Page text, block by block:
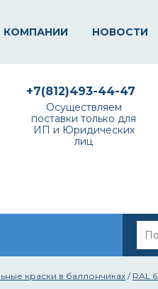
КОМПАНИИ НОВОСТИ
+7(812)493-44-47
Осуществляем
поставки только для
ИП и Юридических
лиц
краски в баллончиках / RAL